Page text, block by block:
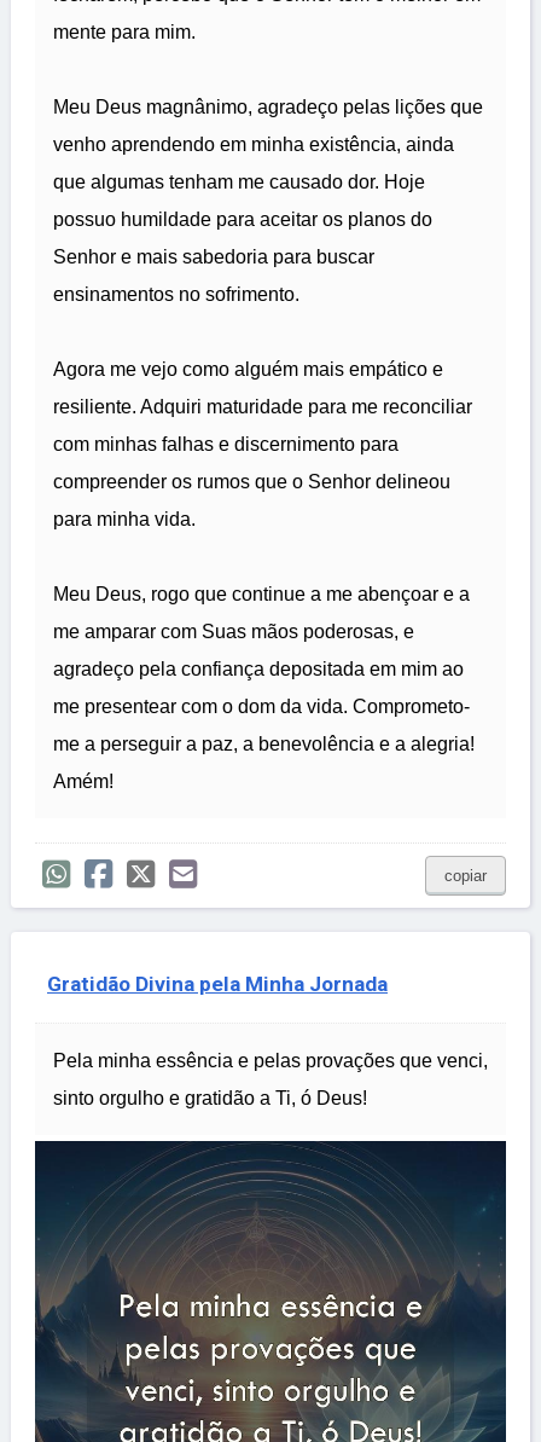
mente para mim.
Meu Deus magnânimo, agradeço pelas lições que
venho aprendendo em minha existência, ainda
que algumas tenham me causado dor. Hoje
possuo humildade para aceitar os planos do
Senhor e mais sabedoria para buscar
ensinamentos no sofrimento.
Agora me vejo como alguém mais empático e
resiliente. Adquiri maturidade para me reconciliar
com minhas falhas e discernimento para
compreender os rumos que o Senhor delineou
para minha vida.
Meu Deus, rogo que continue a me abençoar e a
me amparar com Suas mãos poderosas, e
agradeço pela confiança depositada em mim ao
me presentear com o dom da vida. Comprometo-
me a perseguir a paz, a benevolência e a alegria!
Amém!
copiar
Gratidão Divina pela Minha Jornada
Pela minha essência e pelas provações que venci,
sinto orgulho e gratidão a Ti, ó Deus!